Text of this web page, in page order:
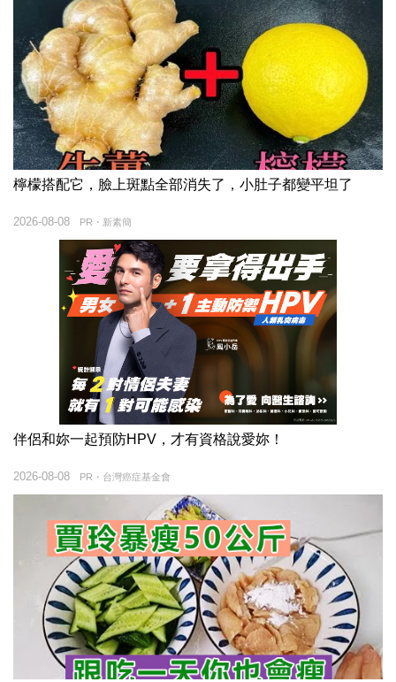
檸檬搭配它，臉上斑點全部消失了，小肚子都變平坦了
PR・新素簡
2026-08-08
伴侶和妳一起預防HPV，才有資格說愛妳！
PR・台灣癌症基金會
2026-08-08